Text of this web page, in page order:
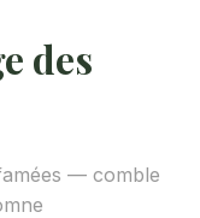
des
— comble